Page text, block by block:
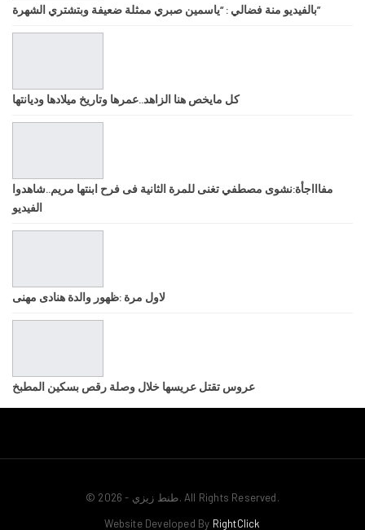
بالفيديو منة فضالي : “ياسمين صبري ممثلة ضعيفة وبتشتري الشهرة”
كل مايخص هنا الزاهد..عمرها وتاريخ ميلادها وديانتها
مفاااجأة:نشوى مصطفي تغنى للمرة الثانية فى فرح ابنتها مريم..شاهدوا
الفيديو
لاول مرة :ظهور والدة هنادى مهنى
عروس تقتل عريسها خلال وصلة رقص بسكين المطبخ
© 2026 - طنط زيزي. All Rights Reserved.
Website Developed By RightClick